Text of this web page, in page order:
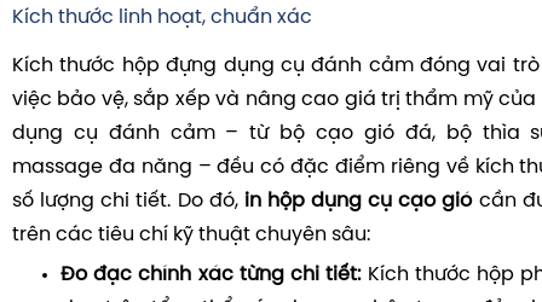
Kích thước linh hoạt, chuẩn xác
Kích thước hộp đựng dụng cụ đánh cảm đóng vai
việc bảo vệ, sắp xếp và nâng cao giá trị thẩm mỹ của
dụng cụ đánh cảm – từ bộ cạo gió đá, bộ thìa
massage đa năng – đều có đặc điểm riêng về kích
số lượng chi tiết. Do đó, in hộp dụng cụ cạo giócần
trên các tiêu chí kỹ thuật chuyên sâu:
Đo đạc chính xác từng chi tiết:Kích thước hộp